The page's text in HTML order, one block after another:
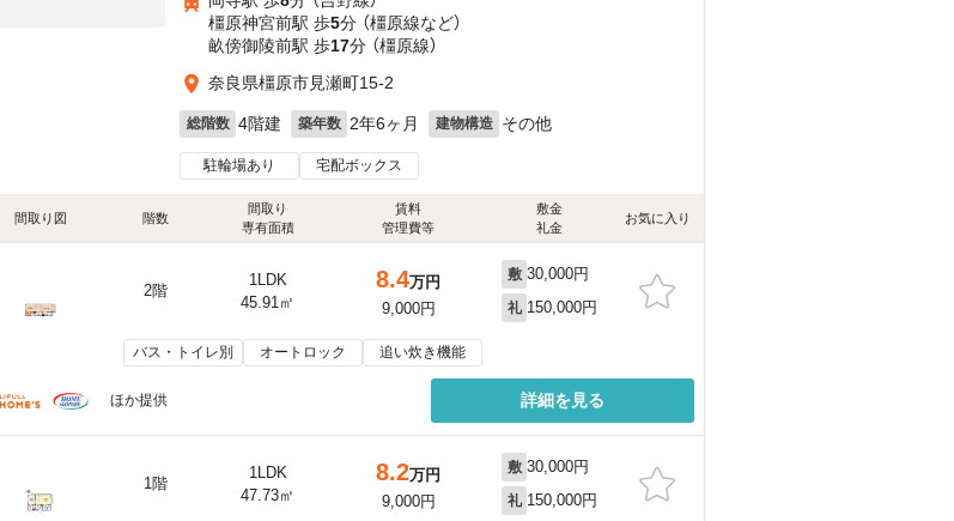
橿原神宮前駅 歩5分 （橿原線など）
畝傍御陵前駅 歩17分 （橿原線）
奈良県橿原市見瀬町15-2
総階数 4階建 築年数 2年6ヶ月 建物構造 その他
駐輪場あり 宅配ボックス
間取り図 階数
間取り
専有面積
賃料
管理費等
敷金
礼金
お気に入り
2階
1LDK
45.91㎡
8.4万円
9,000円
敷 30,000円
礼 150,000円
バス・トイレ別 オートロック 追い炊き機能
ほか提供 詳細を見る
1階
1LDK
47.73㎡
8.2万円
9,000円
敷 30,000円
礼 150,000円